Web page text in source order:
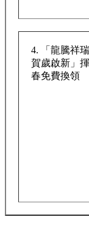
4. 「龍騰祥瑞
賀歲啟新」揮
春免費換領